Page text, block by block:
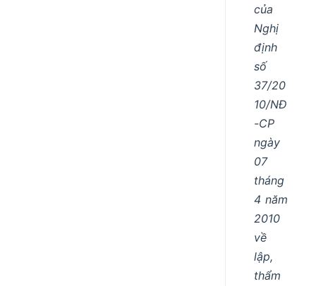
của
Nghị
định
số
37/20
10/NĐ
-CP
ngày
07
tháng
4 năm
2010
về
lập,
thẩm